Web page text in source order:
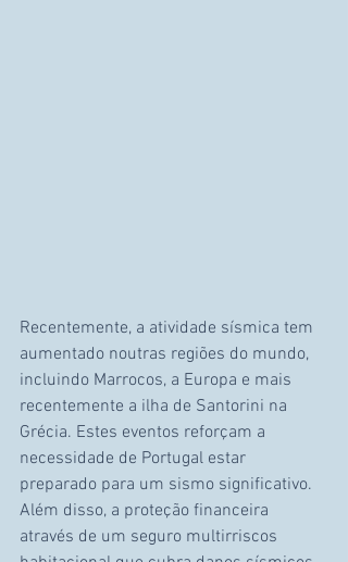
Recentemente, a atividade sísmica tem
aumentado noutras regiões do mundo,
incluindo Marrocos, a Europa e mais
recentemente a ilha de Santorini na
Grécia. Estes eventos reforçam a
necessidade de Portugal estar
preparado para um sismo significativo.
Além disso, a proteção financeira
através de um seguro multirriscos